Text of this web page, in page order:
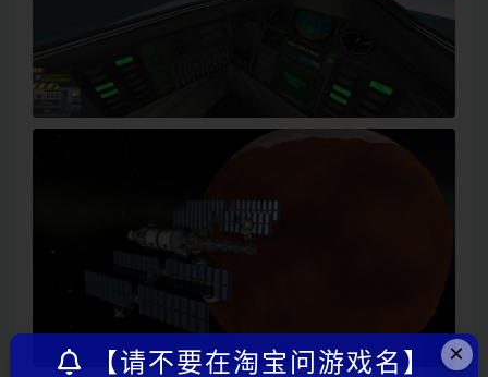
×
【请不要在淘宝问游戏名】